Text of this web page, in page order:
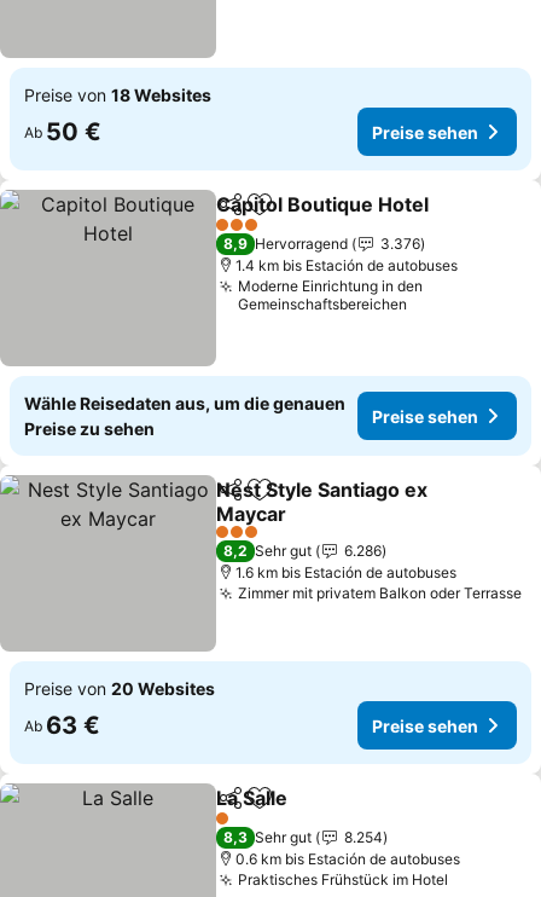
Preise von 18 Websites
Ab 50 € Preise sehen
TeilenZu Favoriten hinzufügen
Capitol Boutique Hotel
3 Sterne
8,9 Hervorragend
3.376
1.4 km bis Estación de autobuses
Moderne Einrichtung in den
Gemeinschaftsbereichen
Wähle Reisedaten aus, um die genauen
Preise zu sehen
Preise sehen
TeilenZu Favoriten hinzufügen
Nest Style Santiago ex
Maycar
3 Sterne
8,2 Sehr gut
6.286
1.6 km bis Estación de autobuses
Zimmer mit privatem Balkon oder Terrasse
Preise von 20 Websites
Ab 63 € Preise sehen
TeilenZu Favoriten hinzufügen
La Salle
1 Sterne
8,3 Sehr gut
8.254
0.6 km bis Estación de autobuses
Praktisches Frühstück im Hotel